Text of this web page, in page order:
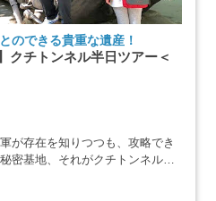
のできる貴重な遺産！
クチトンネル半日ツアー＜
が存在を知りつつも、攻略でき
密基地、それがクチトンネルで
で、アメリカ軍を撃退にまで追
々や彼らの暮らしぶりを追体験